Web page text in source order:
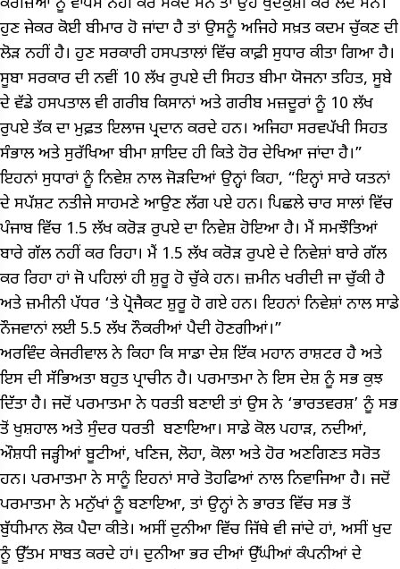
ਕਰਜ਼ਿਆਂ ਨੂੰ ਵਾਪਸ ਨਹੀਂ ਕਰ ਸਕਦੇ ਸਨ ਤਾਂ ਉਹ ਖੁਦਕੁਸ਼ੀ ਕਰ ਲੈਂਦੇ ਸਨ।
ਹੁਣ ਜੇਕਰ ਕੋਈ ਬੀਮਾਰ ਹੋ ਜਾਂਦਾ ਹੈ ਤਾਂ ਉਸਨੂੰ ਅਜਿਹੇ ਸਖ਼ਤ ਕਦਮ ਚੁੱਕਣ ਦੀ
ਲੋੜ ਨਹੀਂ ਹੈ। ਹੁਣ ਸਰਕਾਰੀ ਹਸਪਤਾਲਾਂ ਵਿੱਚ ਕਾਫ਼ੀ ਸੁਧਾਰ ਕੀਤਾ ਗਿਆ ਹੈ।
ਸੂਬਾ ਸਰਕਾਰ ਦੀ ਨਵੀਂ 10 ਲੱਖ ਰੁਪਏ ਦੀ ਸਿਹਤ ਬੀਮਾ ਯੋਜਨਾ ਤਹਿਤ, ਸੂਬੇ
ਦੇ ਵੱਡੇ ਹਸਪਤਾਲ ਵੀ ਗਰੀਬ ਕਿਸਾਨਾਂ ਅਤੇ ਗਰੀਬ ਮਜ਼ਦੂਰਾਂ ਨੂੰ 10 ਲੱਖ
ਰੁਪਏ ਤੱਕ ਦਾ ਮੁਫ਼ਤ ਇਲਾਜ ਪ੍ਰਦਾਨ ਕਰਦੇ ਹਨ। ਅਜਿਹਾ ਸਰਵਪੱਖੀ ਸਿਹਤ
ਸੰਭਾਲ ਅਤੇ ਸੁਰੱਖਿਆ ਬੀਮਾ ਸ਼ਾਇਦ ਹੀ ਕਿਤੇ ਹੋਰ ਦੇਖਿਆ ਜਾਂਦਾ ਹੈ।”
ਇਹਨਾਂ ਸੁਧਾਰਾਂ ਨੂੰ ਨਿਵੇਸ਼ ਨਾਲ ਜੋੜਦਿਆਂ ਉਨ੍ਹਾਂ ਕਿਹਾ, “ਇਨ੍ਹਾਂ ਸਾਰੇ ਯਤਨਾਂ
ਦੇ ਸਪੱਸ਼ਟ ਨਤੀਜੇ ਸਾਹਮਣੇ ਆਉਣ ਲੱਗ ਪਏ ਹਨ। ਪਿਛਲੇ ਚਾਰ ਸਾਲਾਂ ਵਿੱਚ
ਪੰਜਾਬ ਵਿੱਚ 1.5 ਲੱਖ ਕਰੋੜ ਰੁਪਏ ਦਾ ਨਿਵੇਸ਼ ਹੋਇਆ ਹੈ। ਮੈਂ ਸਮਝੌਤਿਆਂ
ਬਾਰੇ ਗੱਲ ਨਹੀਂ ਕਰ ਰਿਹਾ। ਮੈਂ 1.5 ਲੱਖ ਕਰੋੜ ਰੁਪਏ ਦੇ ਨਿਵੇਸ਼ਾਂ ਬਾਰੇ ਗੱਲ
ਕਰ ਰਿਹਾ ਹਾਂ ਜੋ ਪਹਿਲਾਂ ਹੀ ਸ਼ੁਰੂ ਹੋ ਚੁੱਕੇ ਹਨ। ਜ਼ਮੀਨ ਖਰੀਦੀ ਜਾ ਚੁੱਕੀ ਹੈ
ਅਤੇ ਜ਼ਮੀਨੀ ਪੱਧਰ ‘ਤੇ ਪ੍ਰੋਜੈਕਟ ਸ਼ੁਰੂ ਹੋ ਗਏ ਹਨ। ਇਹਨਾਂ ਨਿਵੇਸ਼ਾਂ ਨਾਲ ਸਾਡੇ
ਨੌਜਵਾਨਾਂ ਲਈ 5.5 ਲੱਖ ਨੌਕਰੀਆਂ ਪੈਦੀ ਹੋਣਗੀਆਂ।”
ਅਰਵਿੰਦ ਕੇਜਰੀਵਾਲ ਨੇ ਕਿਹਾ ਕਿ ਸਾਡਾ ਦੇਸ਼ ਇੱਕ ਮਹਾਨ ਰਾਸ਼ਟਰ ਹੈ ਅਤੇ
ਇਸ ਦੀ ਸੱਭਿਅਤਾ ਬਹੁਤ ਪ੍ਰਾਚੀਨ ਹੈ। ਪਰਮਾਤਮਾ ਨੇ ਇਸ ਦੇਸ਼ ਨੂੰ ਸਭ ਕੁਝ
ਦਿੱਤਾ ਹੈ। ਜਦੋਂ ਪਰਮਾਤਮਾ ਨੇ ਧਰਤੀ ਬਣਾਈ ਤਾਂ ਉਸ ਨੇ ‘ਭਾਰਤਵਰਸ਼’ ਨੂੰ ਸਭ
ਤੋਂ ਖੁਸ਼ਹਾਲ ਅਤੇ ਸੁੰਦਰ ਧਰਤੀ ਬਣਾਇਆ। ਸਾਡੇ ਕੋਲ ਪਹਾੜ, ਨਦੀਆਂ,
ਔਸ਼ਧੀ ਜੜ੍ਹੀਆਂ ਬੂਟੀਆਂ, ਖਣਿਜ, ਲੋਹਾ, ਕੋਲਾ ਅਤੇ ਹੋਰ ਅਣਗਿਣਤ ਸਰੋਤ
ਹਨ। ਪਰਮਾਤਮਾ ਨੇ ਸਾਨੂੰ ਇਹਨਾਂ ਸਾਰੇ ਤੋਹਫਿਆਂ ਨਾਲ ਨਿਵਾਜਿਆ ਹੈ। ਜਦੋਂ
ਪਰਮਾਤਮਾ ਨੇ ਮਨੁੱਖਾਂ ਨੂੰ ਬਣਾਇਆ, ਤਾਂ ਉਨ੍ਹਾਂ ਨੇ ਭਾਰਤ ਵਿੱਚ ਸਭ ਤੋਂ
ਬੁੱਧੀਮਾਨ ਲੋਕ ਪੈਦਾ ਕੀਤੇ। ਅਸੀਂ ਦੁਨੀਆ ਵਿੱਚ ਜਿੱਥੇ ਵੀ ਜਾਂਦੇ ਹਾਂ, ਅਸੀਂ ਖੁਦ
ਨੂੰ ਉੱਤਮ ਸਾਬਤ ਕਰਦੇ ਹਾਂ। ਦੁਨੀਆ ਭਰ ਦੀਆਂ ਉੱਘੀਆਂ ਕੰਪਨੀਆਂ ਦੇ